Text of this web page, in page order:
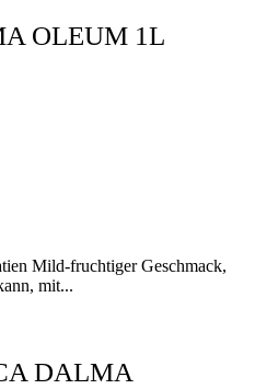
OLEUM 1L
Mild-fruchtiger Geschmack,
mit...
DALMA